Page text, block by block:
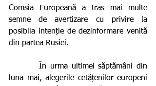
Comsia Europeană a tras mai multe
semne de avertizare cu privire la
posibila intenție de dezinformare venită
din partea Rusiei.
luna mai, alegerile cetățenilor europeni